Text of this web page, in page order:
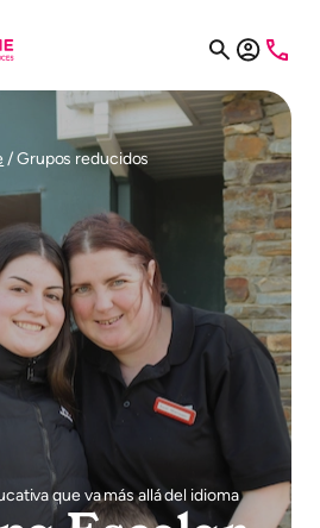
/Grupos reducidos
que va más allá del idioma